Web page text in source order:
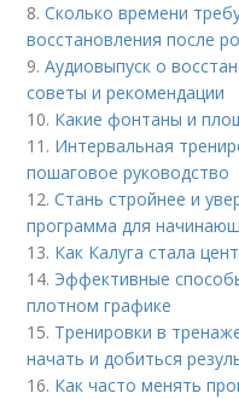
8.Сколько времени
восстановления после
9.Аудиовыпуск о
советы и рекомендации
10. Какие фонтаны и
11. Интервальная
пошаговое руководство
12.Стань стройнее и
программа для
13. Как Калуга стала
14. Эффективные
плотном графике
15. Тренировки в
начать и добиться
16. Как часто менять